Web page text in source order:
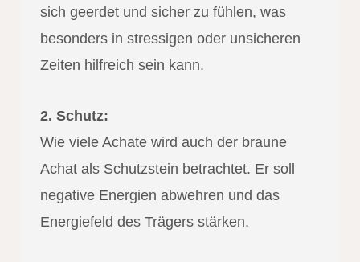
sich geerdet und sicher zu fühlen, was
besonders in stressigen oder unsicheren
Zeiten hilfreich sein kann.
2. Schutz:
Wie viele Achate wird auch der braune
Achat als Schutzstein betrachtet. Er soll
negative Energien abwehren und das
Energiefeld des Trägers stärken.